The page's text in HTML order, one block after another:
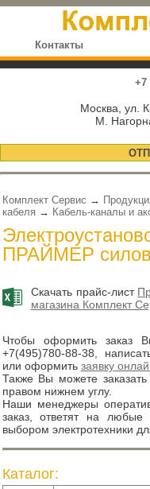
Контакты
+7
Москва, ул.
М.
Комплект Сервис →
кабеля → Кабель-каналы и
ПРАЙМЕР
Скачать прайс-лист
магазина Комплект
Чтобы оформить заказ
+7(495)780-88-38,
или оформить заявку
Также Вы можете
правом нижнем углу.
Наши менеджеры
заказ, ответят на
выбором электротехники
Каталог: